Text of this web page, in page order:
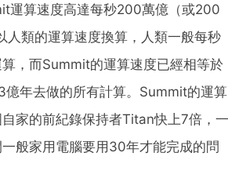
運算速度高達每秒200萬億（或200
人類的運算速度換算，人類一般每秒
算，而Summit的運算速度已經相等於
億年去做的所有計算。Summit的運算
家的前紀錄保持者Titan快上7倍，一
般家用電腦要用30年才能完成的問